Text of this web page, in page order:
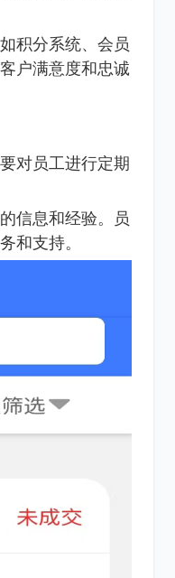
积分系统、会员
户满意度和忠诚
对员工进行定期
信息和经验。员
和支持。